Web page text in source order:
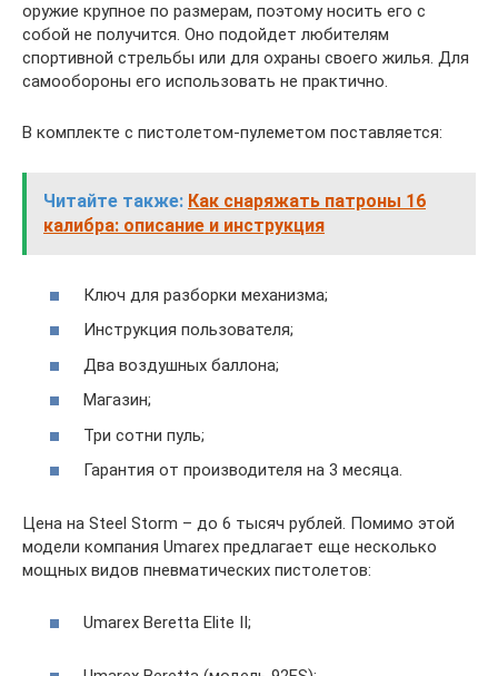
оружие крупное по размерам, поэтому носить его с
собой не получится. Оно подойдет любителям
спортивной стрельбы или для охраны своего жилья. Для
самообороны его использовать не практично.
В комплекте с пистолетом-пулеметом поставляется:
Читайте также: Как снаряжать патроны 16
калибра: описание и инструкция
Ключ для разборки механизма;
Инструкция пользователя;
Два воздушных баллона;
Магазин;
Три сотни пуль;
Гарантия от производителя на 3 месяца.
Цена на Steel Storm – до 6 тысяч рублей. Помимо этой
модели компания Umarex предлагает еще несколько
мощных видов пневматических пистолетов:
Umarex Beretta Elite II;